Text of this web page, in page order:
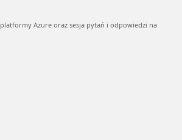
Azure oraz sesja pytań i odpowiedzi na